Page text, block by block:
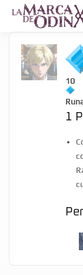
10
1